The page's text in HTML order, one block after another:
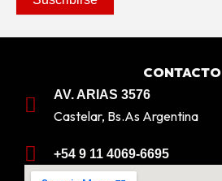
CONTACTO
AV. ARIAS 3576
Castelar, Bs.As Argentina
+54 9 11 4069-6695